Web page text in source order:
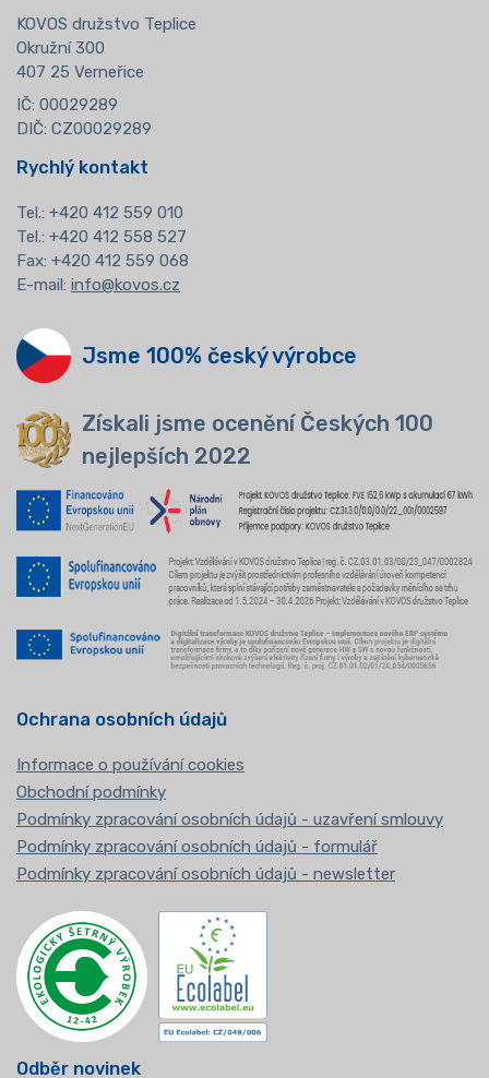
KOVOS družstvo Teplice
Okružní 300
407 25 Verneřice
IČ: 00029289
DIČ: CZ00029289
Rychlý kontakt
Tel.: +420 412 559 010
Tel.: +420 412 558 527
Fax: +420 412 559 068
E-mail: info@kovos.cz
Jsme 100% český výrobce
Získali jsme ocenění Českých 100
nejlepších 2022
Ochrana osobních údajů
Informace o používání cookies
Obchodní podmínky
Podmínky zpracování osobních údajů - uzavření smlouvy
Podmínky zpracování osobních údajů - formulář
Podmínky zpracování osobních údajů - newsletter
Odběr novinek